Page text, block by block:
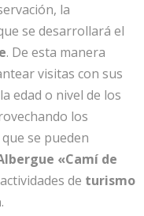
la
se desarrollará el
. De esta manera
visitas con sus
edad o nivel de los
los
se pueden
«Camí de
de turismo
.